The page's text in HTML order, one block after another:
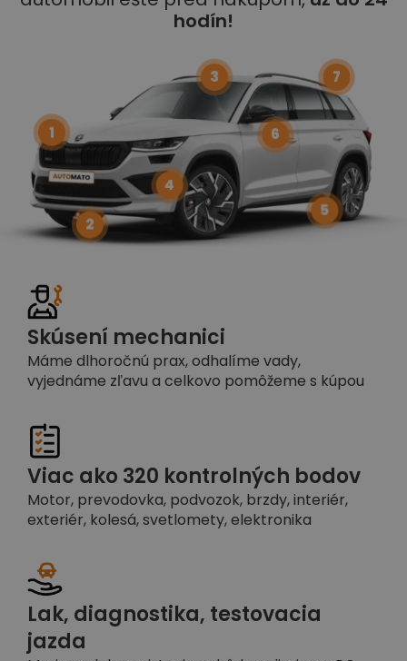
hodín!
Skúsení mechanici
Máme dlhoročnú prax, odhalíme vady,
vyjednáme zľavu a celkovo pomôžeme s kúpou
Viac ako 320 kontrolných bodov
Motor, prevodovka, podvozok, brzdy, interiér,
exteriér, kolesá, svetlomety, elektronika
Lak, diagnostika, testovacia
jazda
1
2
3
4
5
6
7